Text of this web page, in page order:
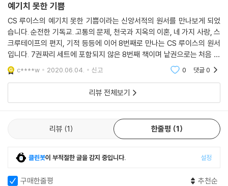
예기치 못한 기쁨
CS 루이스의 예기치 못한 기쁨이라는 신앙서적의 원서를 만나보게 되었
습니다. 순전한 기독교. 고통의 문제, 천국과 지옥의 이혼, 네 가지 사랑, 스
크루테이프의 편지, 기적 등등에 이어 8번째로 만나는 CS 루이스의 원서
입니다. 7권짜리 세트에 포함되지 않은 8번째 책이며 낱권으로는 처음 사
는 책입니다. 루이스의 신앙에 대한 자서전이라고 하더군요. 그의 인생을
책으로 만나볼 수
c****w 2020.06.04. 신고 0 댓글0
리뷰 전체보기
리뷰 1 한줄평 1
클린봇이 부적절한 글을 감지 중입니다. 설정
구매한줄평 추천순